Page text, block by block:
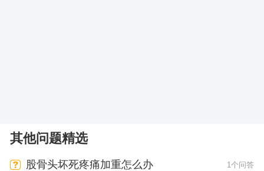
其他问题精选
股骨头坏死疼痛加重怎么办 1个问答